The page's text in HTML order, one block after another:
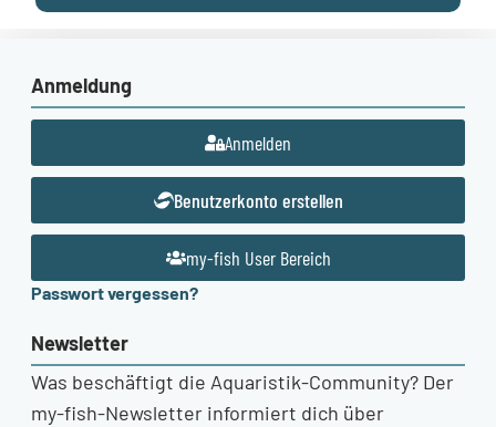
Anmeldung
Anmelden
Benutzerkonto erstellen
my-fish User Bereich
Passwort vergessen?
Newsletter
Was beschäftigt die Aquaristik-Community? Der
my-fish-Newsletter informiert dich über